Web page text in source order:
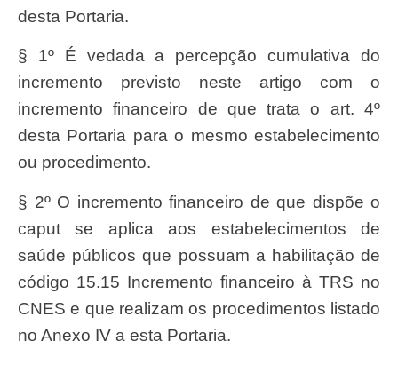
desta Portaria.
§ 1º É vedada a percepção cumulativa do
incremento previsto neste artigo com o
incremento financeiro de que trata o art. 4º
desta Portaria para o mesmo estabelecimento
ou procedimento.
§ 2º O incremento financeiro de que dispõe o
caput se aplica aos estabelecimentos de
saúde públicos que possuam a habilitação de
código 15.15 Incremento financeiro à TRS no
CNES e que realizam os procedimentos listado
no Anexo IV a esta Portaria.